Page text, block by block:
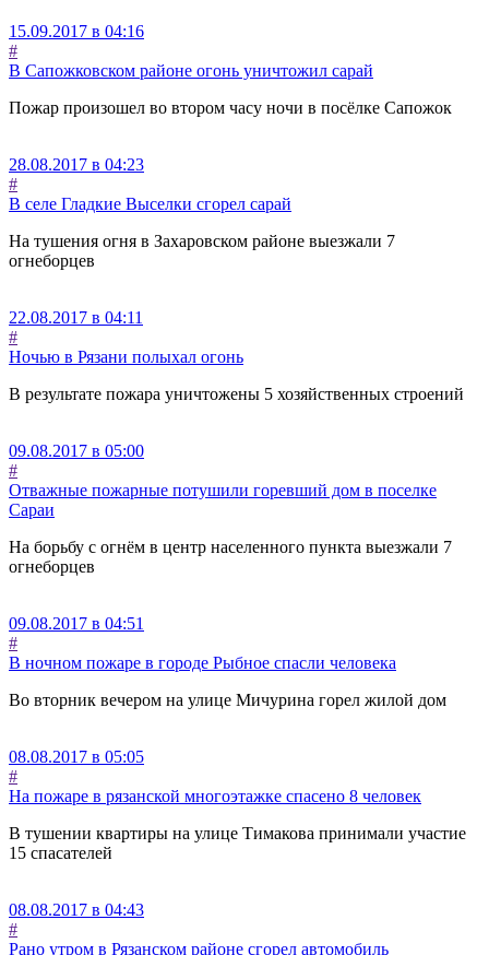
15.09.2017 в 04:16
#
В Сапожковском районе огонь уничтожил сарай
Пожар произошел во втором часу ночи в посёлке Сапожок
28.08.2017 в 04:23
#
В селе Гладкие Выселки сгорел сарай
На тушения огня в Захаровском районе выезжали 7
огнеборцев
22.08.2017 в 04:11
#
Ночью в Рязани полыхал огонь
В результате пожара уничтожены 5 хозяйственных строений
09.08.2017 в 05:00
#
Отважные пожарные потушили горевший дом в поселке
Сараи
На борьбу с огнём в центр населенного пункта выезжали 7
огнеборцев
09.08.2017 в 04:51
#
В ночном пожаре в городе Рыбное спасли человека
Во вторник вечером на улице Мичурина горел жилой дом
08.08.2017 в 05:05
#
На пожаре в рязанской многоэтажке спасено 8 человек
В тушении квартиры на улице Тимакова принимали участие
15 спасателей
08.08.2017 в 04:43
#
Рано утром в Рязанском районе сгорел автомобиль